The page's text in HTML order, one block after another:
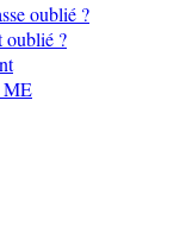
oublié ?
oublié ?